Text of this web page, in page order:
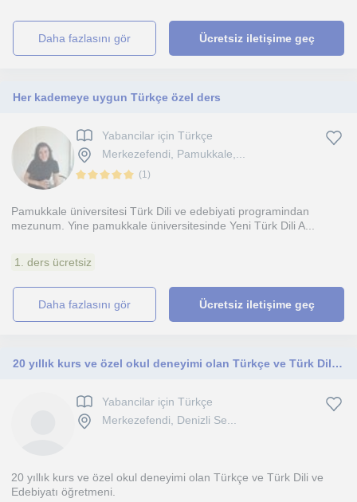
daha fazlasını gör Ücretsiz iletişime geç
Her kademeye uygun Türkçe özel ders
Yabancilar için Türkçe
Merkezefendi, Pamukkale,...
(1)
Pamukkale üniversitesi Türk Dili ve edebiyati programindan
mezunum. Yine pamukkale üniversitesinde Yeni Türk Dili A...
1. ders ücretsiz
daha fazlasını gör Ücretsiz iletişime geç
20 yıllık kurs ve özel okul deneyimi olan Türkçe ve Türk Dili ve Edebiyatı öğretmeni
Yabancilar için Türkçe
Merkezefendi, Denizli Se...
20 yıllık kurs ve özel okul deneyimi olan Türkçe ve Türk Dili ve
Edebiyatı öğretmeni.